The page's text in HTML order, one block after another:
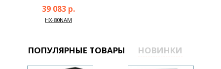
39 083 р.
HX-80NAM
ПОПУЛЯРНЫЕ ТОВАРЫ НОВИНКИ